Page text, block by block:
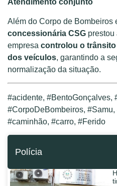
Atendimento conjunto
Além do Corpo de Bombeiros
concessionária CSG prestou
empresa controlou o
dos veículos, garantindo a
normalização da situação.
#acidente, #BentoGonçalves,
#CorpoDeBombeiros,
#caminhão, #carro, #Ferido
Polícia